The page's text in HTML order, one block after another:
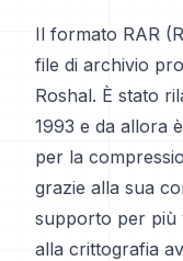
Il formato RAR
file di archivio
Roshal. È stato
1993 e da allora
per la
grazie alla sua
supporto per più
alla crittografia